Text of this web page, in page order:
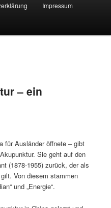
Impressum
– ein
für Ausländer öffnete – gibt
Sie geht auf den
(1878-1955) zurück, der als
Von diesem stammen
und „Energie“.